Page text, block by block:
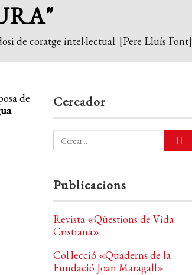
de coratge intel·lectual. [Pere Lluís Font]
de
Cercador
Publicacions
Revista «Qüestions de Vida
Cristiana»
Col·lecció «Quaderns de la
Fundació Joan Maragall»